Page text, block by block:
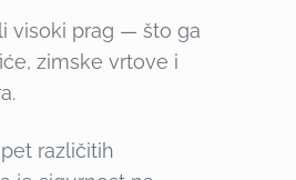
visoki prag — što ga
zimske vrtove i
različitih